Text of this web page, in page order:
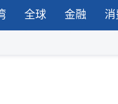
全球 金融 消